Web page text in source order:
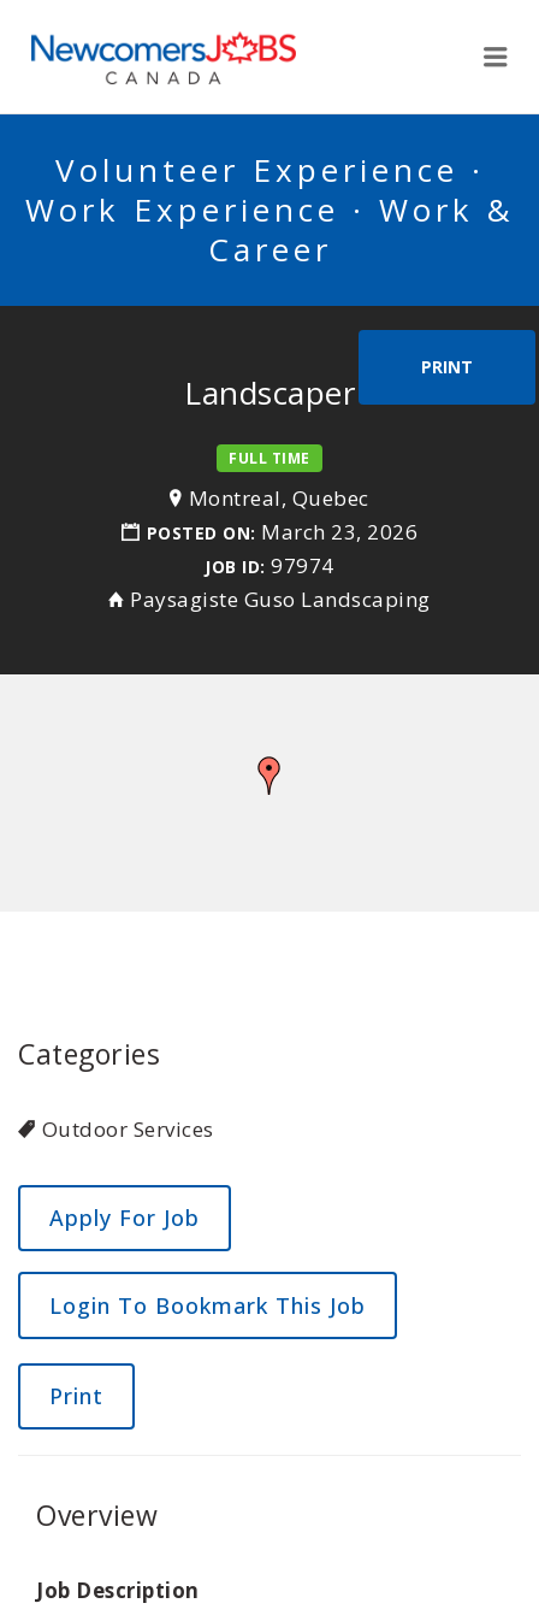
Volunteer Experience ·
Work Experience · Work &
Career
PRINT
Landscaper
FULL TIME
Montreal, Quebec
POSTED ON: March 23, 2026
JOB ID: 97974
Paysagiste Guso Landscaping
Categories
Outdoor Services
Login To Bookmark This Job
Print
Overview
Job Description